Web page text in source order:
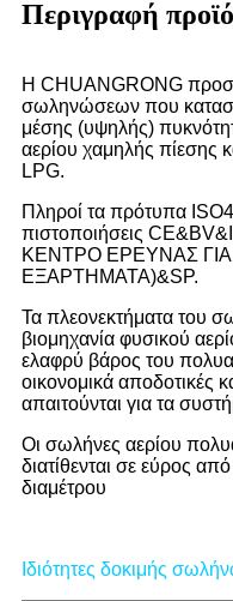
Περιγραφή
Η CHUANGRONG
σωληνώσεων που
μέσης (υψηλής)
αερίου χαμηλής πίεσης
LPG.
Πληροί τα πρότυπα
πιστοποιήσεις
ΚΕΝΤΡΟ ΕΡΕΥΝΑΣ
ΕΞΑΡΤΗΜΑΤΑ)&SP.
Τα πλεονεκτήματα του
βιομηχανία φυσικού
ελαφρύ βάρος του
οικονομικά αποδοτικές
απαιτούνται για τα
Οι σωλήνες αερίου
διατίθενται σε εύρος
διαμέτρου
Ιδιότητες δοκιμής